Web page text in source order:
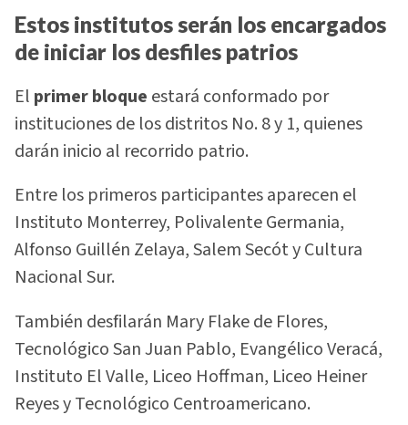
Estos institutos serán los encargados
de iniciar los desfiles patrios
El primer bloque estará conformado por
instituciones de los distritos No. 8 y 1, quienes
darán inicio al recorrido patrio.
Entre los primeros participantes aparecen el
Instituto Monterrey, Polivalente Germania,
Alfonso Guillén Zelaya, Salem Secót y Cultura
Nacional Sur.
También desfilarán Mary Flake de Flores,
Tecnológico San Juan Pablo, Evangélico Veracá,
Instituto El Valle, Liceo Hoffman, Liceo Heiner
Reyes y Tecnológico Centroamericano.